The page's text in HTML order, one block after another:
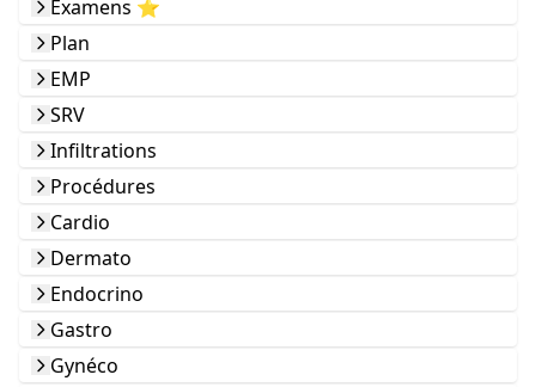
Examens ⭐️
Plan
EMP
SRV
Infiltrations
Procédures
Cardio
Dermato
Endocrino
Gastro
Gynéco